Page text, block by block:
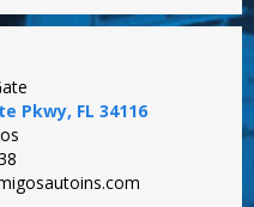
Pkwy, FL 34116